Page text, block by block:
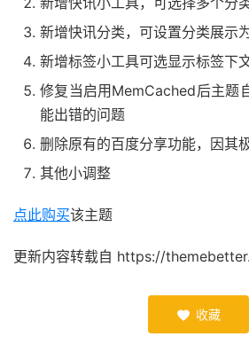
新增快讯分类，可设置分类展示
新增标签小工具可选显示标签下
修复当启用MemCached后主题
能出错的问题
删除原有的百度分享功能，因其
其他小调整
点此购买该主题
更新内容转载自 https://
 收藏